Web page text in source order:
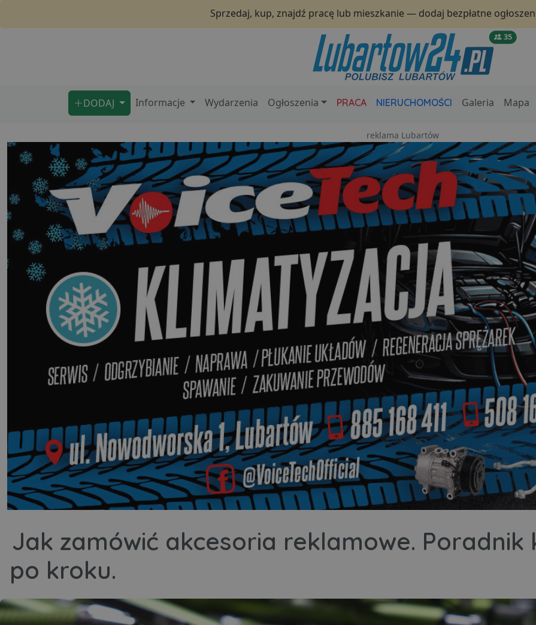
Sprzedaj, kup, znajdź pracę lub mieszkanie — dodaj bezpłatne
35
DODAJ Informacje Wydarzenia Ogłoszenia PRACA NIERUCHOMOŚCI Galeria Mapa
reklama Lubartów
Jak zamówić akcesoria reklamowe. Poradnik
po kroku.